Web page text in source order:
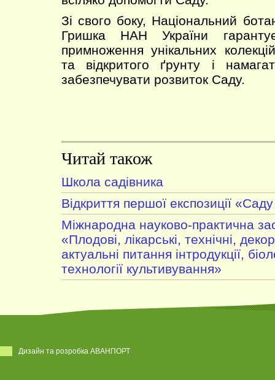
Зі свого боку, Національний
Гришка НАН України
примноження унікальних
та відкритого ґрунту і
забезпечувати розвиток Саду.
Читай також
Школа садівника
Відкриття першої експозиції
Міжнародна науково-практична
«Плодові, лікарські, технічні,
актуальні питання інтродукції,
технології культивування»
Дизайн та розробка АВАНПОРТ